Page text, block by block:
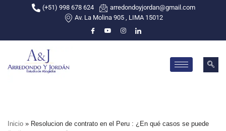
to
content
(+51) 998 678 624
arredondoyjordan@gmail.com
Av. La Molina 905 , LIMA 15012
Inicio » Resolucion de contrato en el Peru : ¿En qué casos se puede